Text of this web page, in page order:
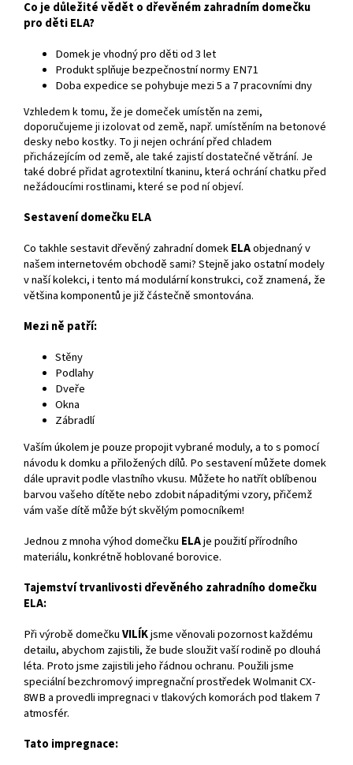
Co je důležité vědět o dřevěném zahradním domečku
pro děti ELA?
Domek je vhodný pro děti od 3 let
Produkt splňuje bezpečnostní normy EN71
Doba expedice se pohybuje mezi 5 a 7 pracovními dny
Vzhledem k tomu, že je domeček umístěn na zemi,
doporučujeme ji izolovat od země, např. umístěním na betonové
desky nebo kostky. To ji nejen ochrání před chladem
přicházejícím od země, ale také zajistí dostatečné větrání. Je
také dobré přidat agrotextilní tkaninu, která ochrání chatku před
nežádoucími rostlinami, které se pod ní objeví.
Sestavení domečku ELA
Co takhle sestavit dřevěný zahradní domekELAobjednaný v
našem internetovém obchodě sami? Stejně jako ostatní modely
v naší kolekci, i tento má modulární konstrukci, což znamená, že
většina komponentů je již částečně smontována.
Mezi ně patří:
Stěny
Podlahy
Dveře
Okna
Zábradlí
Vaším úkolem je pouze propojit vybrané moduly, a to s pomocí
návodu k domku a přiložených dílů. Po sestavení můžete domek
dále upravit podle vlastního vkusu. Můžete ho natřít oblíbenou
barvou vašeho dítěte nebo zdobit nápaditými vzory, přičemž
vám vaše dítě může být skvělým pomocníkem!
Jednou z mnoha výhod domečku ELAje použití přírodního
materiálu, konkrétně hoblované borovice.
Tajemství trvanlivosti dřevěného zahradního domečku
ELA:
Při výrobě domečkuVILÍKjsme věnovali pozornost každému
detailu, abychom zajistili, že bude sloužit vaší rodině po dlouhá
léta. Proto jsme zajistili jeho řádnou ochranu. Použili jsme
speciální bezchromový impregnační prostředek Wolmanit CX-
8WB a provedli impregnaci v tlakových komorách pod tlakem 7
atmosfér.
Tato impregnace: